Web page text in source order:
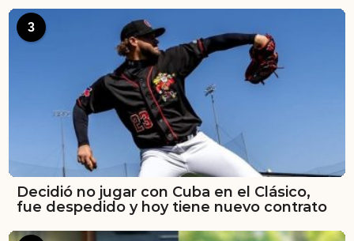
3
Decidió no jugar con Cuba en el Clásico,
fue despedido y hoy tiene nuevo contrato